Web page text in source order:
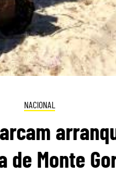
NACIONAL
de Monte